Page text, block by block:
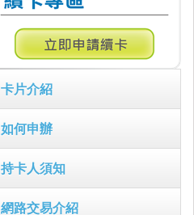
卡片介紹
如何申辦
持卡人須知
網路交易介紹